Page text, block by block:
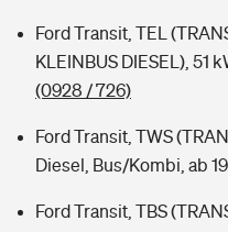
Ford Transit, TEL
KLEINBUS DIESEL), 51
(0928 / 726)
Ford Transit, TWS
Diesel, Bus/Kombi, ab
Ford Transit, TBS